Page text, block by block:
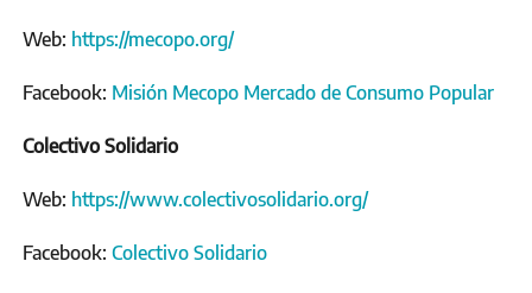
Web: https://mecopo.org/
Facebook: Misión Mecopo Mercado de Consumo Popular
Colectivo Solidario
Web: https://www.colectivosolidario.org/
Facebook: Colectivo Solidario